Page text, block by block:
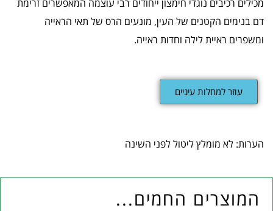
מכילים רכיבים נוגדי חימצון ייחודים רבי עוצמה המאפשרים זרימת
דם בנימים הקטנים של העין, מונעים הרס של תאי הראייה
ומשפרים ראיית לילה וחדות ראייה.
עוזר למחלות עיניים
הערות: לא מומלץ ליטול לפני השינה
המוצרים החמים...